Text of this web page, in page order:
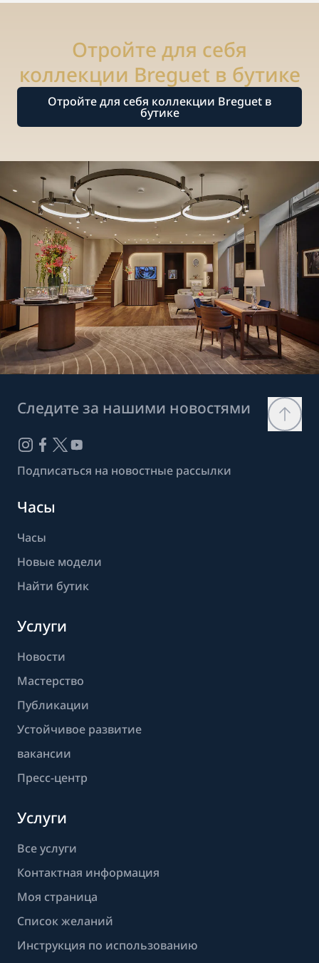
Отройте для себя
коллекции Breguet в бутике
Отройте для себя коллекции Breguet в
бутике
Следите за нашими новостями
Подписаться на новостные рассылки
Часы
Часы
Новые модели
Найти бутик
Услуги
Новости
Мастерство
Публикации
Устойчивое развитие
вакансии
Пресс-центр
Услуги
Все услуги
Контактная информация
Моя страница
Список желаний
Инструкция по использованию